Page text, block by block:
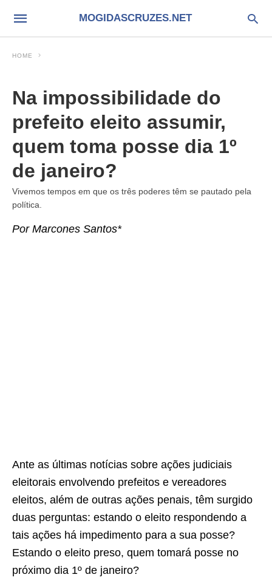
MOGIDASCRUZES.NET
HOME
Na impossibilidade do
prefeito eleito assumir,
quem toma posse dia 1º
de janeiro?
Vivemos tempos em que os três poderes têm se pautado pela
política.
Por Marcones Santos*
Ante as últimas notícias sobre ações judiciais
eleitorais envolvendo prefeitos e vereadores
eleitos, além de outras ações penais, têm surgido
duas perguntas: estando o eleito respondendo a
tais ações há impedimento para a sua posse?
Estando o eleito preso, quem tomará posse no
próximo dia 1º de janeiro?